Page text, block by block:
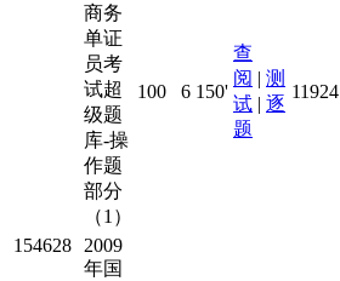
商务
单证
员考
试超
级题
库-操
作题
部分
（1）
100 6 150'
查
阅 | 测
试 | 逐
题
11924
154628
2009
年国